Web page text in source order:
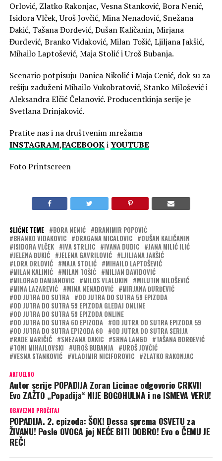
Orlović, Zlatko Rakonjac, Vesna Stanković, Bora Nenić,
Isidora Vlček, Uroš Jovčić, Mina Nenadović, Snežana
Dakić, Tašana Đorđević, Dušan Kaličanin, Mirjana
Đurđević, Branko Vidaković, Milan Tošić, Ljiljana Jakšić,
Mihailo Laptošević, Maja Stolić i Uroš Bubanja.
Scenario potpisuju Danica Nikolić i Maja Cenić, dok su za
rešiju zaduženi Mihailo Vukobratović, Stanko Milošević i
Aleksandra Elčić Čelanović. Producentkinja serije je
Svetlana Drinjaković.
Pratite nas i na društvenim mrežama
INSTAGRAM,FACEBOOKiYOUTUBE
Foto Printscreen
SLIČNE TEME BORA NENIĆ
BRANIMIR POPOVIĆ
BRANKO VIDAKOVIC
DRAGANA MICALOVIC
DUŠAN KALIČANIN
ISIDORA VLČEK
IVA STRLJIC IVANA DUDIC
JANA MILIĆ ILIĆ
JELENA ĐUKIĆ
JELENA GAVRILOVIĆ
LJILJANA JAKŠIĆ
LORA ORLOVIĆ
MAJA STOLIĆ
MIHAILO LAPTOŠEVIĆ
MILAN KALINIĆ
MILAN TOŠIĆ
MILJAN DAVIDOVIĆ
MILORAD DAMJANOVIC
MILOS VLALUKIN
MILUTIN MILOŠEVIĆ
MINA LAZAREVIĆ
MINA NENADOVIĆ
MIRJANA ĐURĐEVIĆ
OD JUTRA DO SUTRA
OD JUTRA DO SUTRA 59 EPIZODA
OD JUTRA DO SUTRA 59 EPIZODA GLEDAJ ONLINE
OD JUTRA DO SUTRA 59 EPIZODA ONLINE
OD JUTRA DO SUTRA 60 EPIZODA
OD JUTRA DO SUTRA EPIZODA 59
OD JUTRA DO SUTRA EPIZODA 60
OD JUTRA DO SUTRA SERIJA
RADE MARIČIĆ
SNEZANA DAKIC SRNA LANGO
TAŠANA ĐORĐEVIĆ
TONI MIHAJLOVSKI
UROŠ BUBANJA
UROŠ JOVČIĆ
VESNA STANKOVIĆ
VLADIMIR NICIFOROVIC ZLATKO RAKONJAC
AKTUELNO
Autor serije POPADIJA Zoran Licinac odgovorio CRKVI!
Evo ZAŽTO „Popadija“ NIJE BOGOHULNA i ne ISMEVA VERU!
OBAVEZNO PROČITAJ
POPADIJA. 2. epizoda: ŠOK! Dessa sprema OSVETU za
ŽIVANU! Posle OVOGA joj NEĆE BITI DOBRO! Evo o ČEMU JE
REČ!